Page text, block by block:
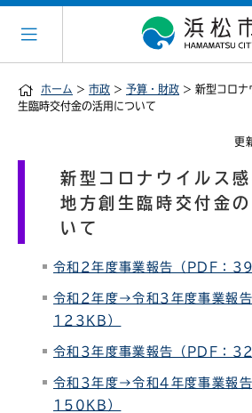
ホーム > 市政 > 予算・財政 > 新型コロナ
生臨時交付金の活用について
更
新型コロナウイルス
地方創生臨時交付金
いて
令和2年度事業報告（PDF：
令和2年度→令和3年度事業報告
123KB）
令和3年度事業報告（PDF：
令和3年度→令和4年度事業報告
150KB）